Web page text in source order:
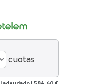
cuotas